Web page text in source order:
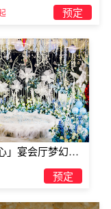
爱上为止，是需要
告白，而我愿意
预定
」宴会厅梦幻主
预定